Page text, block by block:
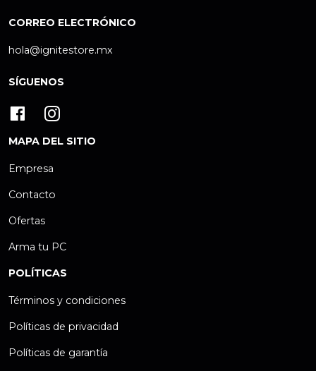
CORREO ELECTRÓNICO
hola@ignitestore.mx
SÍGUENOS
MAPA DEL SITIO
Empresa
Contacto
Ofertas
Arma tu PC
POLÍTICAS
Términos y condiciones
Políticas de privacidad
Políticas de garantía